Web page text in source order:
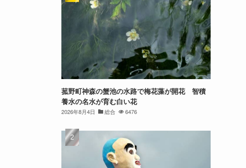
菰野町神森の蟹池の水路で梅花藻が開花 智積
養水の名水が育む白い花
2026年8月4日 総合 6476